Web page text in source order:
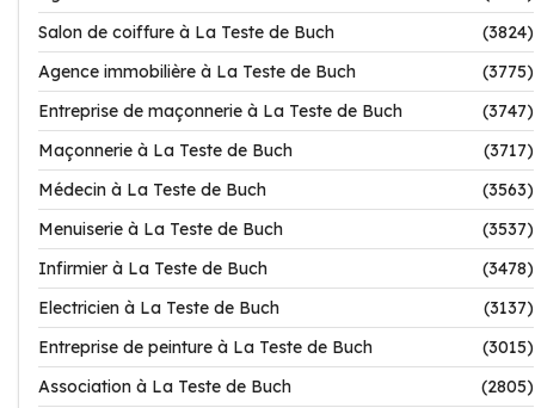
Salon de coiffure à La Teste de Buch
(3824)
Agence immobilière à La Teste de Buch
(3775)
Entreprise de maçonnerie à La Teste de Buch
(3747)
Maçonnerie à La Teste de Buch
(3717)
Médecin à La Teste de Buch
(3563)
Menuiserie à La Teste de Buch
(3537)
Infirmier à La Teste de Buch
(3478)
Electricien à La Teste de Buch
(3137)
Entreprise de peinture à La Teste de Buch
(3015)
Association à La Teste de Buch
(2805)